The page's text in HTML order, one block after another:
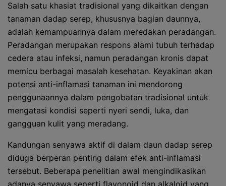
Salah satu khasiat tradisional yang dikaitkan dengan
tanaman dadap serep, khususnya bagian daunnya,
adalah kemampuannya dalam meredakan peradangan.
Peradangan merupakan respons alami tubuh terhadap
cedera atau infeksi, namun peradangan kronis dapat
memicu berbagai masalah kesehatan. Keyakinan akan
potensi anti-inflamasi tanaman ini mendorong
penggunaannya dalam pengobatan tradisional untuk
mengatasi kondisi seperti nyeri sendi, luka, dan
gangguan kulit yang meradang.
Kandungan senyawa aktif di dalam daun dadap serep
diduga berperan penting dalam efek anti-inflamasi
tersebut. Beberapa penelitian awal mengindikasikan
adanya senyawa seperti flavonoid dan alkaloid yang